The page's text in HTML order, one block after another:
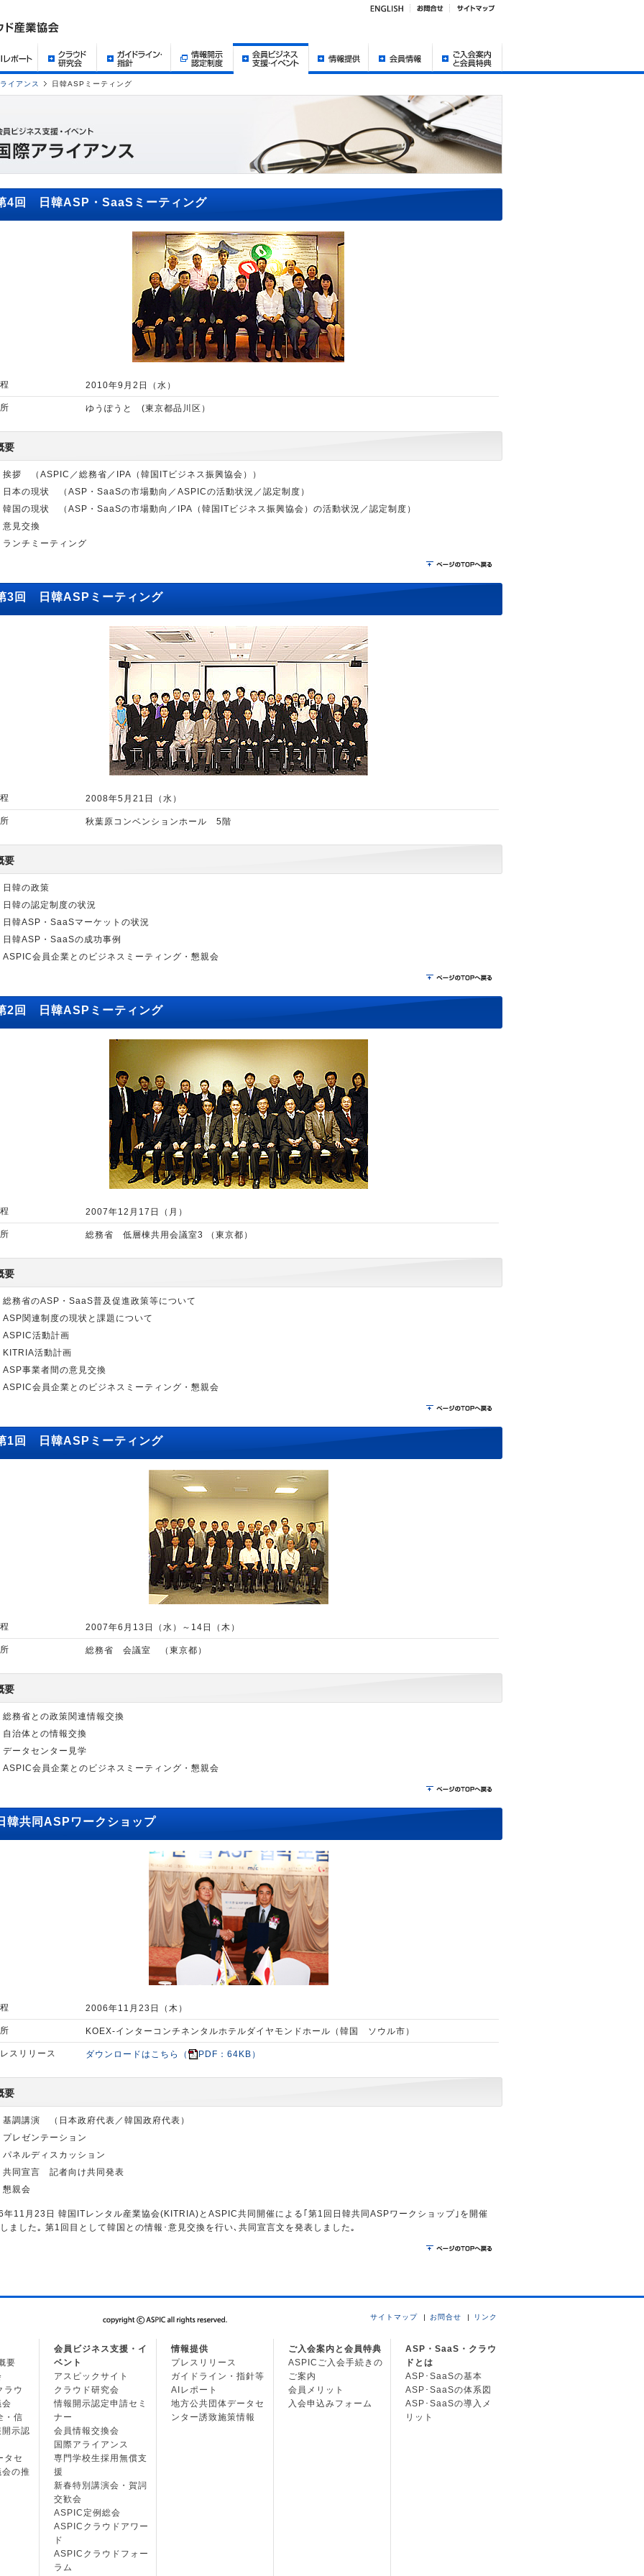
イアンス 日韓ASPミーティング
4回 日韓ASP・SaaSミーティング
2010年9月2日（水）
ゆうぽうと (東京都品川区）
要
挨拶 （ASPIC／総務省／IPA（韓国ITビジネス振興協会））
日本の現状 （ASP・SaaSの市場動向／ASPICの活動状況／認定制度）
韓国の現状 （ASP・SaaSの市場動向／IPA（韓国ITビジネス振興協会）の活動状況／認定制度）
意見交換
ランチミーティング
3回 日韓ASPミーティング
2008年5月21日（水）
秋葉原コンベンションホール 5階
要
日韓の政策
日韓の認定制度の状況
日韓ASP・SaaSマーケットの状況
日韓ASP・SaaSの成功事例
ASPIC会員企業とのビジネスミーティング・懇親会
2回 日韓ASPミーティング
2007年12月17日（月）
総務省 低層棟共用会議室3 （東京都）
要
総務省のASP・SaaS普及促進政策等について
ASP関連制度の現状と課題について
ASPIC活動計画
KITRIA活動計画
ASP事業者間の意見交換
ASPIC会員企業とのビジネスミーティング・懇親会
1回 日韓ASPミーティング
2007年6月13日（水）～14日（木）
総務省 会議室 （東京都）
要
総務省との政策関連情報交換
自治体との情報交換
データセンター見学
ASPIC会員企業とのビジネスミーティング・懇親会
韓共同ASPワークショップ
2006年11月23日（木）
KOEX-インターコンチネンタルホテルダイヤモンドホール（韓国 ソウル市）
スリリース ダウンロードはこちら（ PDF：64KB）
要
基調講演 （日本政府代表／韓国政府代表）
プレゼンテーション
パネルディスカッション
共同宣言 記者向け共同発表
懇親会
年11月23日 韓国ITレンタル産業協会(KITRIA)とASPIC共同開催による｢第1回日韓共同ASPワークショップ｣を開催
ました｡ 第1回目として韓国との情報･意見交換を行い､共同宣言文を発表しました｡
サイトマップ お問合せ リンク
要
ラウ
会
・信
示認
タセ
の推
会員ビジネス支援・イ
ベント
アスピックサイト
クラウド研究会
情報開示認定申請セミ
ナー
会員情報交換会
国際アライアンス
専門学校生採用無償支
援
新春特別講演会・賀詞
交歓会
ASPIC定例総会
ASPICクラウドアワー
ド
ASPICクラウドフォー
ラム
情報提供
プレスリリース
ガイドライン・指針等
AIレポート
地方公共団体データセ
ンター誘致施策情報
ご入会案内と会員特典
ASPICご入会手続きの
ご案内
会員メリット
入会申込みフォーム
ASP・SaaS・クラウ
ドとは
ASP･SaaSの基本
ASP･SaaSの体系図
ASP･SaaSの導入メ
リット